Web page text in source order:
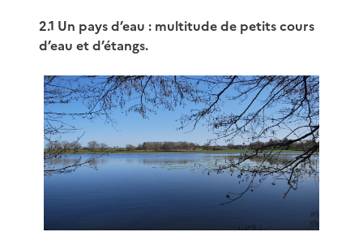
2.1 Un pays d’eau : multitude de petits cours
d’eau et d’étangs.